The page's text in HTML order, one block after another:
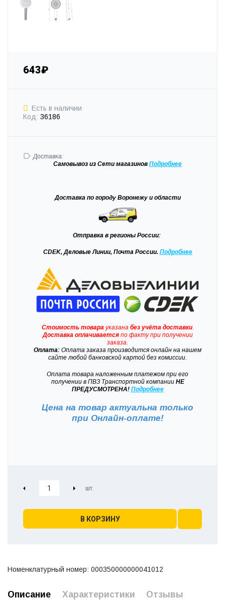
643₽
Есть в наличии
Код: 36186
Доставка:
Самовывоз из Сети магазинов Подробнее
Доставка по городу Воронежу и области
Отправка в регионы России:
CDEK, Деловые Линии, Почта России. Подробнее
Стоимость товарауказана без учёта доставки.
Доставкаоплачиваетсяпо факту при получении
заказа.
Оплата: Оплата заказа производится онлайн на нашем
сайте любой банковской картой без комиссии.
Оплата товара наложенным платежом при его
получении в ПВЗ Транспортной компанииНЕ
ПРЕДУСМОТРЕНА! Подробнее
Цена на товар актуальна только
при Онлайн-оплате!
В КОРЗИНУ
Номенклатурный номер: 000350000000041012
Описание Характеристики Отзывы